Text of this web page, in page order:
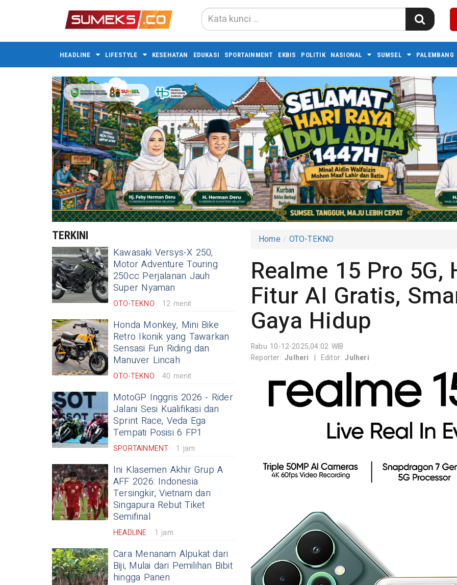
HEADLINE LIFESTYLE KESEHATAN EDUKASI SPORTAINMENT EKBIS POLITIK NASIONAL SUMSEL PALEMBANG
TERKINI
Kawasaki Versys-X 250,
Motor Adventure Touring
250cc Perjalanan Jauh
Super Nyaman
OTO-TEKNO 12 menit
Honda Monkey, Mini Bike
Retro Ikonik yang Tawarkan
Sensasi Fun Riding dan
Manuver Lincah
OTO-TEKNO 40 menit
MotoGP Inggris 2026 - Rider
Jalani Sesi Kualifikasi dan
Sprint Race, Veda Ega
Tempati Posisi 6 FP1
SPORTAINMENT 1 jam
Ini Klasemen Akhir Grup A
AFF 2026: Indonesia
Tersingkir, Vietnam dan
Singapura Rebut Tiket
Semifinal
HEADLINE 1 jam
Cara Menanam Alpukat dari
Biji, Mulai dari Pemilihan Bibit
hingga Panen
Home OTO-TEKNO
Realme 15 Pro 5G,
Fitur AI Gratis,
Gaya Hidup
Rabu 10-12-2025,04:02 WIB
Reporter: Julheri | Editor: Julheri